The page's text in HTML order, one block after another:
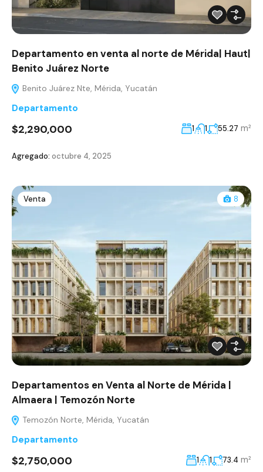
Departamento en venta al norte de Mérida| Haut|
Benito Juárez Norte
Benito Juárez Nte, Mérida, Yucatán
Departamento
$2,290,000 1 1 55.27 m²
Agregado: octubre 4, 2025
Venta 8
Departamentos en Venta al Norte de Mérida |
Almaera | Temozón Norte
Temozón Norte, Mérida, Yucatán
Departamento
$2,750,000 1 1 73.4 m²